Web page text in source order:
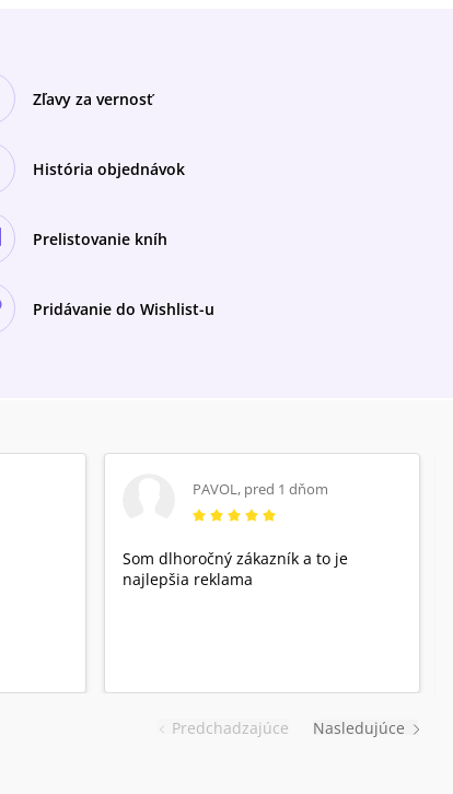
Zľavy za vernosť
História objednávok
Prelistovanie kníh
Pridávanie do Wishlist-u
Predchadzajúce
PAVOL, pred 1 dňom
Som dlhoročný zákazník a to je
najlepšia reklama
Nasledujúce